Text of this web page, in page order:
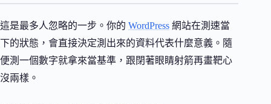
這是最多人忽略的一步。你的 WordPress 網站在測速當
下的狀態，會直接決定測出來的資料代表什麼意義。隨
便測一個數字就拿來當基準，跟閉著眼睛射箭再畫靶心
沒兩樣。